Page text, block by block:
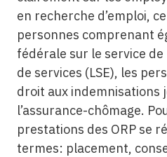
en recherche d’emploi,
personnes comprenant
fédérale sur le service de
de services (LSE), les
droit aux indemnisations
l’assurance-chômage.
prestations des ORP se
termes: placement,